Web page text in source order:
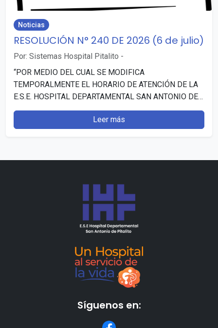
Noticias
RESOLUCIÓN N° 240 DE 2026 (6 de julio)
Por: Sistemas Hospital Pitalito -
“POR MEDIO DEL CUAL SE MODIFICA
TEMPORALMENTE EL HORARIO DE ATENCIÓN DE LA
E.S.E. HOSPITAL DEPARTAMENTAL SAN ANTONIO DE
PITALITO (HUILA)”. Publicado: 7 julio, 2026…
Leer más
Síguenos en: